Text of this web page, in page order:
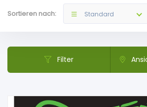
Sortieren nach: Standard
Filter